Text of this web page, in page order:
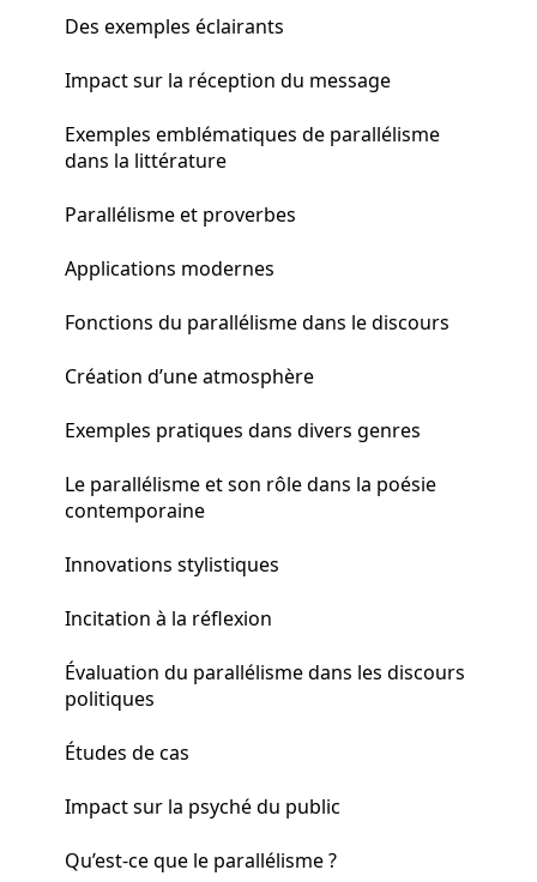
Des exemples éclairants
Impact sur la réception du message
Exemples emblématiques de parallélisme
dans la littérature
Parallélisme et proverbes
Applications modernes
Fonctions du parallélisme dans le discours
Création d’une atmosphère
Exemples pratiques dans divers genres
Le parallélisme et son rôle dans la poésie
contemporaine
Innovations stylistiques
Incitation à la réflexion
Évaluation du parallélisme dans les discours
politiques
Études de cas
Impact sur la psyché du public
Qu’est-ce que le parallélisme ?